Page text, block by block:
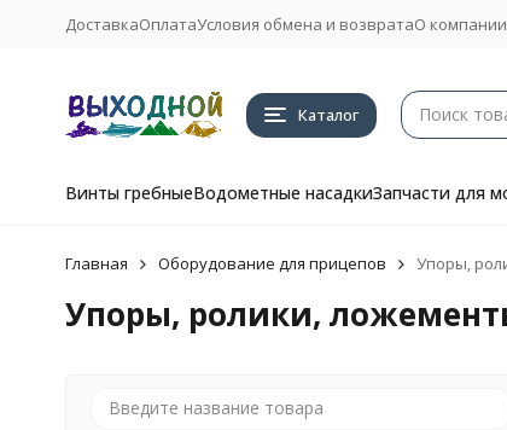
ДоставкаОплатаУсловия обмена и возвратаО компании
Каталог
Винты гребныеВодометные насадкиЗапчасти для
Главная Оборудование для прицепов Упоры,
Упоры, ролики,